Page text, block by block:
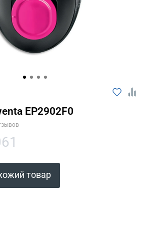
EP2902F0
товар
сегодня только 25
способом
75% будут
с вашей карты